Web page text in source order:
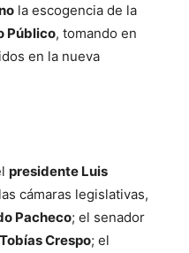
la escogencia de la
Público, tomando en
en la nueva
presidente Luis
cámaras legislativas,
Pacheco; el senador
Tobías Crespo; el